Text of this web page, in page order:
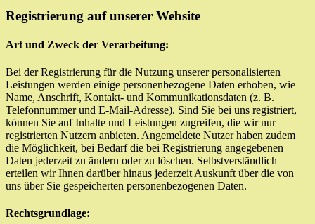
Registrierung auf unserer Website
Art und Zweck der Verarbeitung:
Bei der Registrierung für die Nutzung unserer personalisierten
Leistungen werden einige personenbezogene Daten erhoben, wie
Name, Anschrift, Kontakt- und Kommunikationsdaten (z. B.
Telefonnummer und E-Mail-Adresse). Sind Sie bei uns registriert,
können Sie auf Inhalte und Leistungen zugreifen, die wir nur
registrierten Nutzern anbieten. Angemeldete Nutzer haben zudem
die Möglichkeit, bei Bedarf die bei Registrierung angegebenen
Daten jederzeit zu ändern oder zu löschen. Selbstverständlich
erteilen wir Ihnen darüber hinaus jederzeit Auskunft über die von
uns über Sie gespeicherten personenbezogenen Daten.
Rechtsgrundlage: